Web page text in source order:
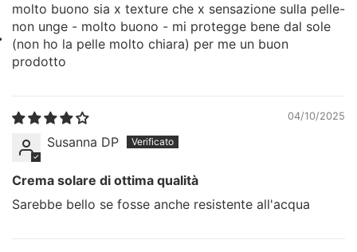
molto buono sia x texture che x sensazione sulla pelle-
non unge - molto buono - mi protegge bene dal sole
(non ho la pelle molto chiara) per me un buon
prodotto
04/10/2025
Susanna DP
Crema solare di ottima qualità
Sarebbe bello se fosse anche resistente all'acqua